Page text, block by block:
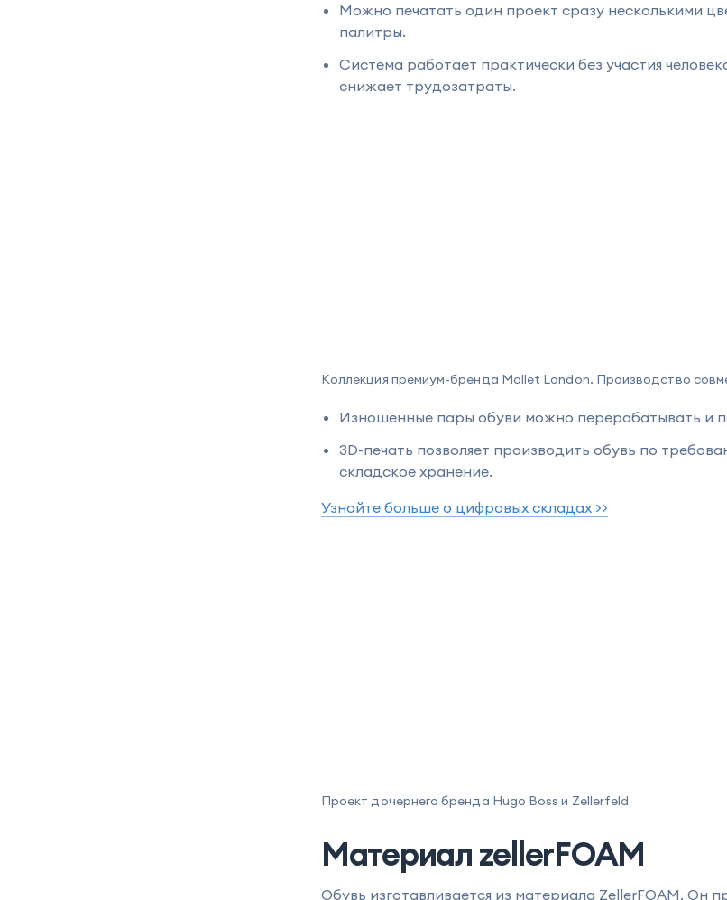
Можно печатать один проект сразу несколькими
палитры.
Система работает практически без участия
снижает трудозатраты.
Коллекция премиум-бренда Mallet London. Производство
Изношенные пары обуви можно перерабатывать и
3D-печать позволяет производить обувь по
складское хранение.
Узнайте больше о цифровых складах >>
Проект дочернего бренда Hugo Boss и Zellerfeld
Материал zellerFOAM
Обувь изготавливается из материала ZellerFOAM. Он